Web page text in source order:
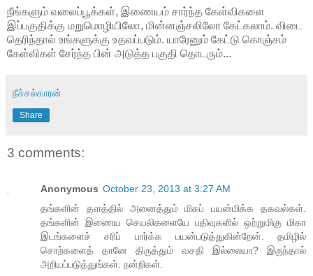
நீங்களும் வலைப்பூக்கள், இணையம் சார்ந்த கேள்விகளை
இப்பகுதிக்கு மறுமொழியிலோ, மின்னஞ்சலிலோ கேட்கலாம். விடை
தெரிந்தால் உங்களுக்கு உதவப்படும். யாரேனும் கேட்டு கொஞ்சம்
கேள்விகள் சேர்ந்த பின் அடுத்த பகுதி தொடரும்...
நீச்சல்காரன்
Share
3 comments:
Anonymous October 23, 2013 at 3:27 AM
தங்களின் தளத்தில் அனைத்தும் மிகப் பயன்மிக்க தகவல்கள்.
தங்களின் இணைய செயலிகளையே பதிவுகளில் ஒற்றுமிகு மிகா
இடங்களைச் சரிப் பார்க்க பயன்படுத்துகின்றேன். தமிழில்
சொற்களைத் தானே திருத்தும் வசதி இல்லையா? இருந்தால்
அறியப்படுத்துங்கள். நன்றிகள்.